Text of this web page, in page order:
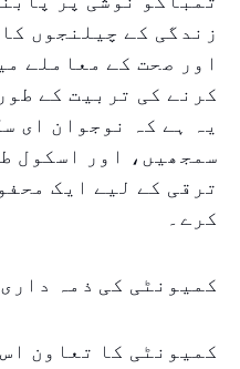
زندگی کے چیلنجوں
اور صحت کے معاملے
کرنے کی تربیت کے
یہ ہے کہ نوجوان ای
سمجھیں، اور اسکول
ترقی کے لیے ایک
کرے۔
کمیونٹی کی ذمہ
کمیونٹی کا تعاون